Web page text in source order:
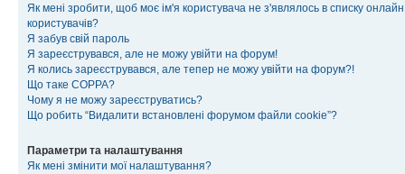
Як мені зробити, щоб моє ім'я користувача не з'являлось в списку онлайн
користувачів?
Я забув свій пароль
Я зареєструвався, але не можу увійти на форум!
Я колись зареєструвався, але тепер не можу увійти на форум?!
Що таке COPPA?
Чому я не можу зареєструватись?
Що робить “Видалити встановлені форумом файли cookie”?
Параметри та налаштування
Як мені змінити мої налаштування?